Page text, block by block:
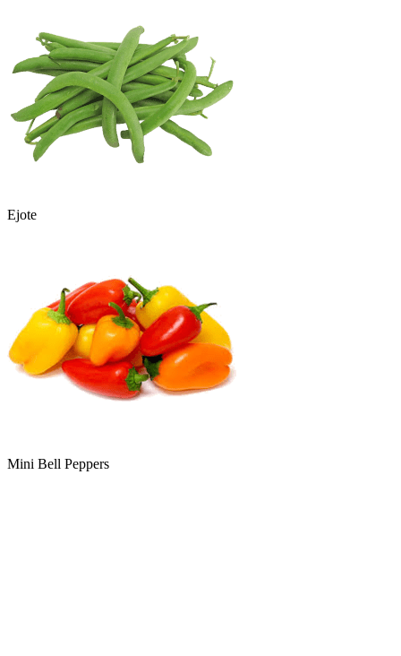
Ejote
Mini Bell Peppers